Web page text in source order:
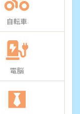
自転車
電脳